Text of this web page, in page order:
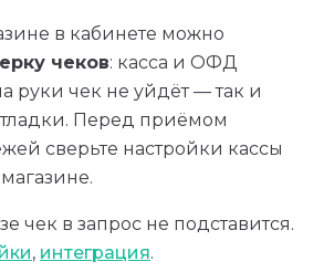
в кабинете можно
чеков: касса и ОФД
руки чек не уйдёт — так и
Перед приёмом
сверьте настройки кассы
магазине.
чек в запрос не подставится.
, интеграция.